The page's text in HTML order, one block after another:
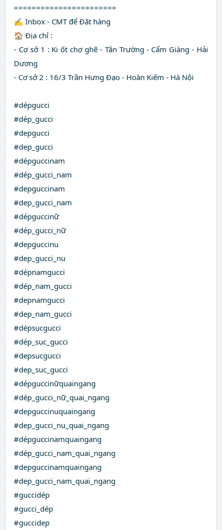
=======================
✍️ Inbox - CMT để Đặt hàng
🏠 Địa chỉ :
- Cơ sở 1 : Ki ốt chợ ghẽ - Tân Trường - Cẩm Giàng - Hải
Dương
- Cơ sở 2 : 16/3 Trần Hưng Đạo - Hoàn Kiếm - Hà Nội
#dépgucci
#dép_gucci
#depgucci
#dep_gucci
#dépguccinam
#dép_gucci_nam
#depguccinam
#dep_gucci_nam
#dépguccinữ
#dép_gucci_nữ
#depguccinu
#dep_gucci_nu
#dépnamgucci
#dép_nam_gucci
#depnamgucci
#dep_nam_gucci
#dépsụcgucci
#dép_sục_gucci
#depsucgucci
#dep_suc_gucci
#dépguccinữquaingang
#dép_gucci_nữ_quai_ngang
#depguccinuquaingang
#dep_gucci_nu_quai_ngang
#dépguccinamquaingang
#dép_gucci_nam_quai_ngang
#depguccinamquaingang
#dep_gucci_nam_quai_ngang
#guccidép
#gucci_dép
#guccidep